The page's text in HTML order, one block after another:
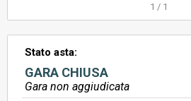
1 / 1
Stato asta:
GARA CHIUSA
Gara non aggiudicata